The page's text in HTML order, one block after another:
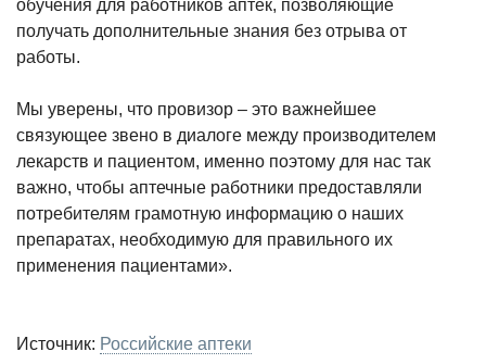
обучения для работников аптек, позволяющие
получать дополнительные знания без отрыва от
работы.
Мы уверены, что провизор – это важнейшее
связующее звено в диалоге между производителем
лекарств и пациентом, именно поэтому для нас так
важно, чтобы аптечные работники предоставляли
потребителям грамотную информацию о наших
препаратах, необходимую для правильного их
применения пациентами».
Источник: Российские аптеки